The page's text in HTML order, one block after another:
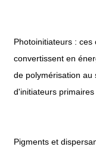
Photoinitiateurs :
convertissent en
de polymérisation au
d'initiateurs
Pigments et